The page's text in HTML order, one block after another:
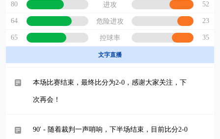
80 进攻 52
64 危险进攻 23
65 控球率 35
文字直播
本场比赛结束，最终比分为2-0，感谢大家关注，下
次再会！
90' - 随着裁判一声哨响，下半场结束，目前比分2-0